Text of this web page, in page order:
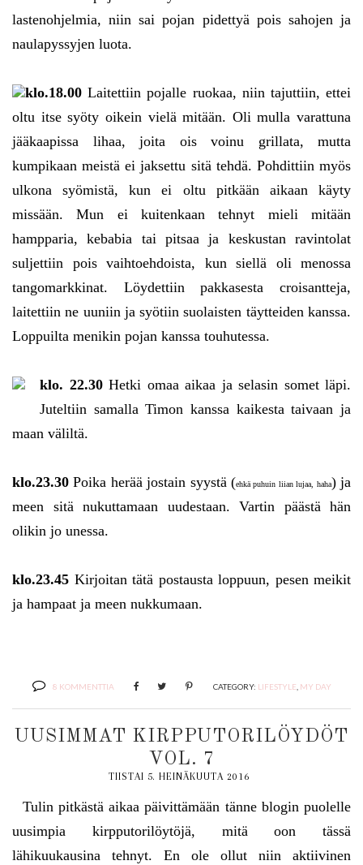
lastenohjelmia, niin sai pojan pidettyä pois sahojen ja
naulapyssyjen luota.
klo.18.00 Laitettiin pojalle ruokaa, niin tajuttiin, ettei
oltu itse syöty oikein vielä mitään. Oli mulla varattuna
jääkaapissa lihaa, joita ois voinu grillata, mutta
kumpikaan meistä ei jaksettu sitä tehdä. Pohdittiin myös
ulkona syömistä, kun ei oltu pitkään aikaan käyty
missään. Mun ei kuitenkaan tehnyt mieli mitään
hampparia, kebabia tai pitsaa ja keskustan ravintolat
suljettiin pois vaihtoehdoista, kun siellä oli menossa
tangomarkkinat. Löydettiin pakkasesta croisantteja,
laitettiin ne uuniin ja syötiin suolaisten täytteiden kanssa.
Loppuilta menikin pojan kanssa touhutessa.
klo. 22.30Hetki omaa aikaa ja selasin somet läpi.
Juteltiin samalla Timon kanssa kaikesta taivaan ja
maan väliltä.
klo.23.30 Poika herää jostain syystä (ehkä puhuin liian lujaa, haha) ja
meen sitä nukuttamaan uudestaan. Vartin päästä hän
olikin jo unessa.
klo.23.45 Kirjoitan tätä postausta loppuun, pesen meikit
ja hampaat ja meen nukkumaan.
8 KOMMENTTIA CATEGORY: LIFESTYLE, MY DAY
UUSIMMAT KIRPPUTORILÖYDÖT
VOL. 7
TIISTAI 5. HEINÄKUUTA 2016
Tulin pitkästä aikaa päivittämään tänne blogin puolelle
uusimpia kirpputorilöytöjä, mitä oon tässä
lähikuukausina tehnyt. En ole ollut niin aktiivinen